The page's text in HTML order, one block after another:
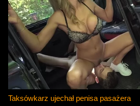
Taksówkarz ujechał penisa pasażera